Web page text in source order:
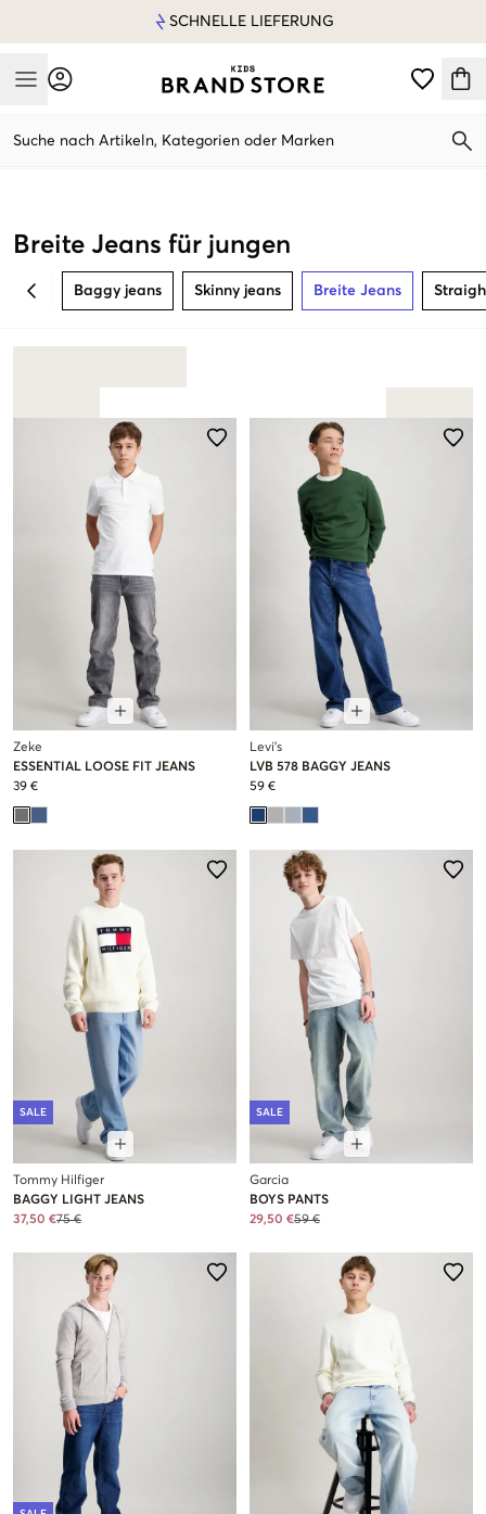
SCHNELLE LIEFERUNG
Mobile Menu
Suche nach Artikeln, Kategorien oder Marken
Breite Jeans für jungen
BACK Baggy jeans Skinny jeans Breite Jeans
Zeke
ESSENTIAL LOOSE FIT JEANS
39 €
Levi's
LVB 578 BAGGY JEANS
59 €
SALE
Tommy Hilfiger
BAGGY LIGHT JEANS
37,50 €75 €
SALE
Garcia
BOYS PANTS
29,50 €59 €